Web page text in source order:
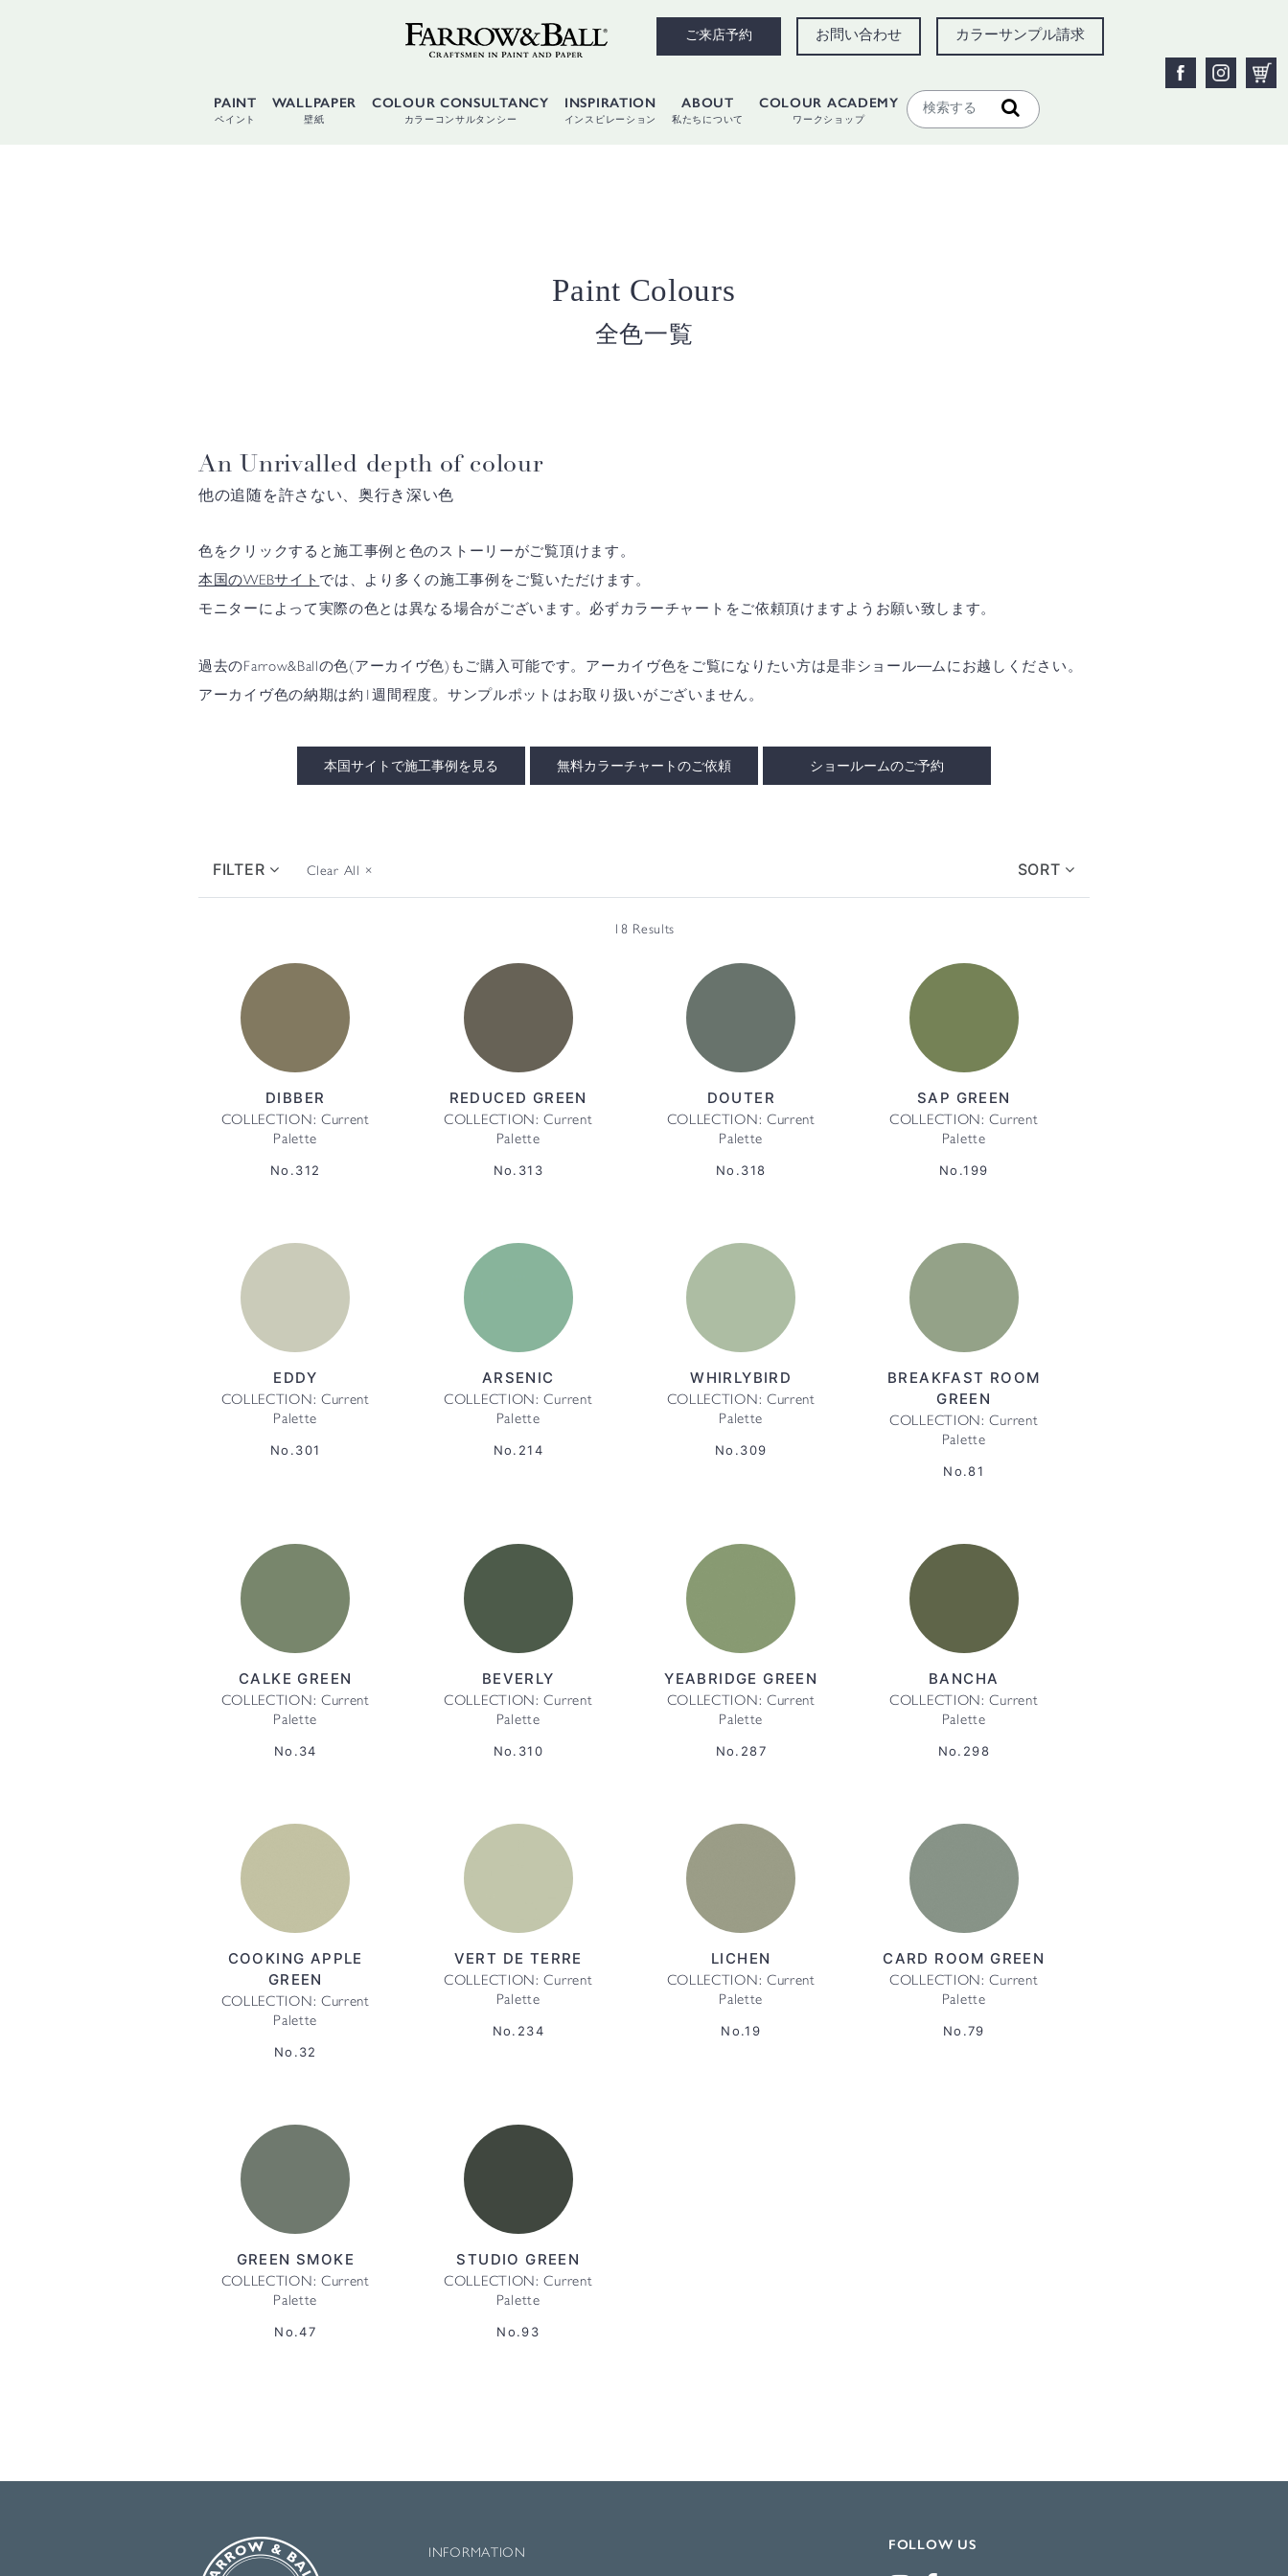
ご来店予約 お問い合わせ カラーサンプル請求
PAINT
ペイント
WALLPAPER
壁紙
COLOUR CONSULTANCY
カラーコンサルタンシー
INSPIRATION
インスピレーション
ABOUT
私たちについて
COLOUR ACADEMY
ワークショップ
Paint Colours
全色一覧
An Unrivalled depth of colour
他の追随を許さない、奥行き深い色
色をクリックすると施工事例と色のストーリーがご覧頂けます。
本国のWEBサイト では、より多くの施工事例をご覧いただけます。
モニターによって実際の色とは異なる場合がございます。必ずカラーチャートをご依頼頂けますようお願い致します。
過去のFarrow&Ballの色(アーカイヴ色)もご購入可能です。アーカイヴ色をご覧になりたい方は是非ショール―ムにお越しください。
アーカイヴ色の納期は約1週間程度。サンプルポットはお取り扱いがございません。
本国サイトで施工事例を見る 無料カラーチャートのご依頼 ショールームのご予約
FILTER Clear All × SORT
18 Results
DIBBER
COLLECTION: Current
Palette
No.312
REDUCED GREEN
COLLECTION: Current
Palette
No.313
DOUTER
COLLECTION: Current
Palette
No.318
SAP GREEN
COLLECTION: Current
Palette
No.199
EDDY
COLLECTION: Current
Palette
No.301
ARSENIC
COLLECTION: Current
Palette
No.214
WHIRLYBIRD
COLLECTION: Current
Palette
No.309
BREAKFAST ROOM
GREEN
COLLECTION: Current
Palette
No.81
CALKE GREEN
COLLECTION: Current
Palette
No.34
BEVERLY
COLLECTION: Current
Palette
No.310
YEABRIDGE GREEN
COLLECTION: Current
Palette
No.287
BANCHA
COLLECTION: Current
Palette
No.298
COOKING APPLE
GREEN
COLLECTION: Current
Palette
No.32
VERT DE TERRE
COLLECTION: Current
Palette
No.234
LICHEN
COLLECTION: Current
Palette
No.19
CARD ROOM GREEN
COLLECTION: Current
Palette
No.79
GREEN SMOKE
COLLECTION: Current
Palette
No.47
STUDIO GREEN
COLLECTION: Current
Palette
No.93
INFORMATION
FOLLOW US